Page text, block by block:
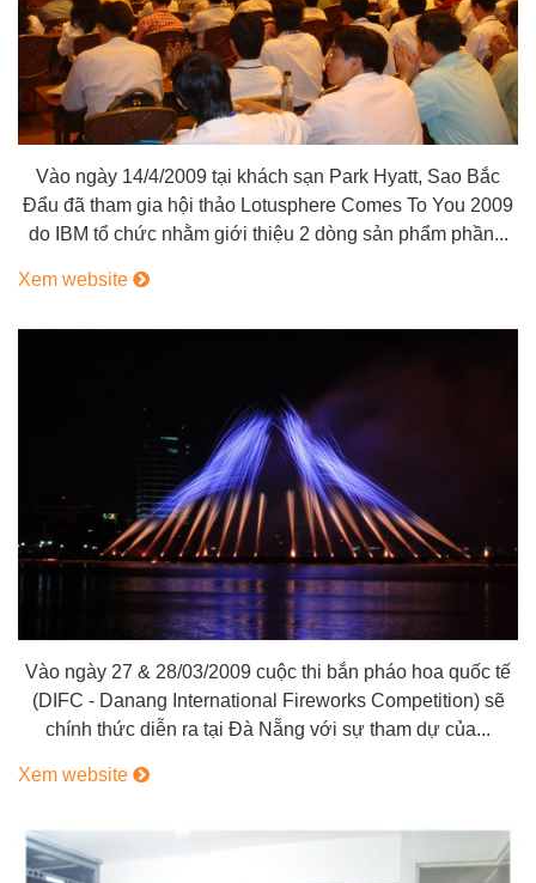
Vào ngày 14/4/2009 tại khách sạn Park Hyatt, Sao Bắc
Đẩu đã tham gia hội thảo Lotusphere Comes To You 2009
do IBM tổ chức nhằm giới thiệu 2 dòng sản phẩm phần...
Xem website
Vào ngày 27 & 28/03/2009 cuộc thi bắn pháo hoa quốc tế
(DIFC - Danang International Fireworks Competition) sẽ
chính thức diễn ra tại Đà Nẵng với sự tham dự của...
Xem website